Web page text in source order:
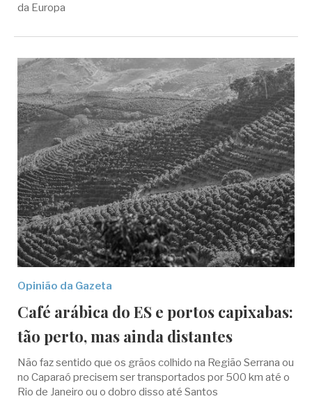
da Europa
Opinião da Gazeta
Café arábica do ES e portos capixabas:
tão perto, mas ainda distantes
Não faz sentido que os grãos colhido na Região Serrana ou
no Caparaó precisem ser transportados por 500 km até o
Rio de Janeiro ou o dobro disso até Santos